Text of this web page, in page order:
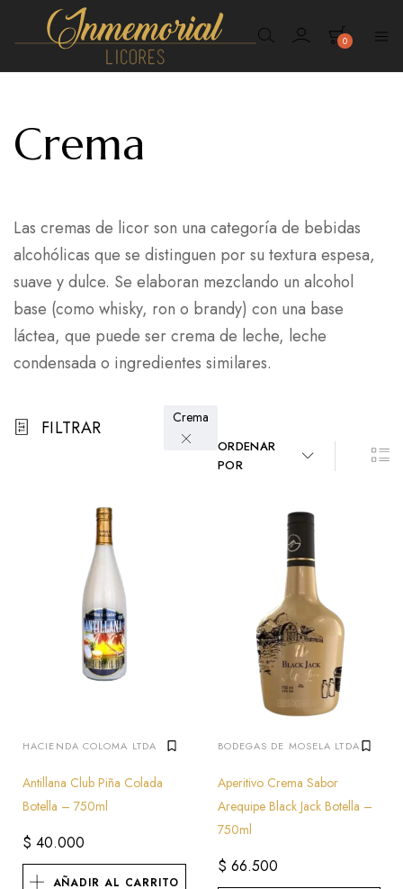
Inmemorial
0
Crema
Las cremas de licor son una categoría de bebidas
alcohólicas que se distinguen por su textura espesa,
suave y dulce. Se elaboran mezclando un alcohol
base (como whisky, ron o brandy) con una base
láctea, que puede ser crema de leche, leche
condensada o ingredientes similares.
FILTRAR Crema
ORDENAR
POR
HACIENDA COLOMA LTDA
Antillana Club Piña Colada
Botella – 750ml
$ 40.000
AÑADIR AL CARRITO
BODEGAS DE MOSELA LTDA
Aperitivo Crema Sabor
Arequipe Black Jack Botella –
750ml
$ 66.500